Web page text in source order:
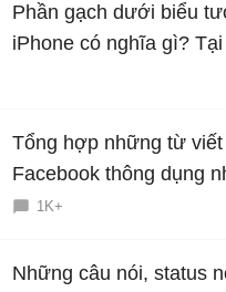
Phần gạch dưới biểu
iPhone có nghĩa gì?
Tổng hợp những từ viết
Facebook thông dụng
1K+
Những câu nói, status